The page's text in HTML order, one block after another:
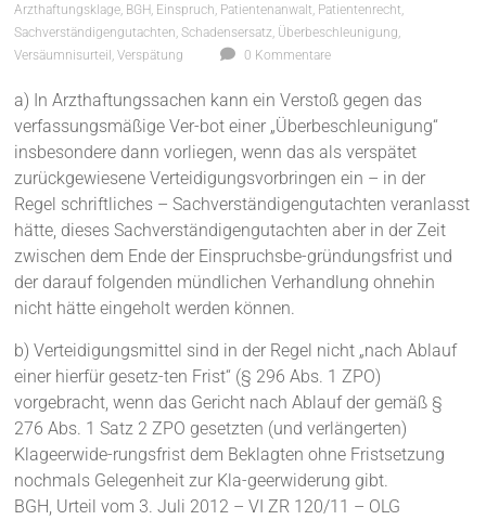
Arzthaftungsklage BGH Einspruch Patientenanwalt Patientenrecht
Sachverständigengutachten ,Schadensersatz Überbeschleunigung
Versäumnisurteil ,Verspätung 0 Kommentare
a) In Arzthaftungssachen kann ein Verstoß gegen das
verfassungsmäßige Ver-bot einer „Überbeschleunigung“
insbesondere dann vorliegen, wenn das als verspätet
zurückgewiesene Verteidigungsvorbringen ein – in der
Regel schriftliches – Sachverständigengutachten veranlasst
hätte, dieses Sachverständigengutachten aber in der Zeit
zwischen dem Ende der Einspruchsbe-gründungsfrist und
der darauf folgenden mündlichen Verhandlung ohnehin
nicht hätte eingeholt werden können.
b) Verteidigungsmittel sind in der Regel nicht „nach Ablauf
einer hierfür gesetz-ten Frist“ (§ 296 Abs. 1 ZPO)
vorgebracht, wenn das Gericht nach Ablauf der gemäß §
276 Abs. 1 Satz 2 ZPO gesetzten (und verlängerten)
Klageerwide-rungsfrist dem Beklagten ohne Fristsetzung
nochmals Gelegenheit zur Kla-geerwiderung gibt.
BGH, Urteil vom 3. Juli 2012 – VI ZR 120/11 – OLG